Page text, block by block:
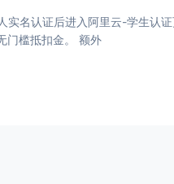
按照操作提示完成认证。 优惠券领取 进入优惠券领取地址，领取高校学生通用权益，获得¥ 300无门槛抵扣金。 额外